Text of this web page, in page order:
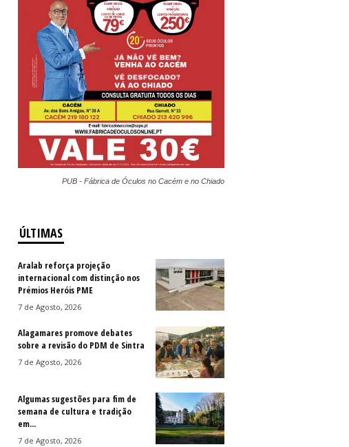
PUB - Fábrica de Óculos no Cacém e no Chiado
ÚLTIMAS
Aralab reforça projeção
internacional com distinção nos
Prémios Heróis PME
7 de Agosto, 2026
Alagamares promove debates
sobre a revisão do PDM de Sintra
7 de Agosto, 2026
Algumas sugestões para fim de
semana de cultura e tradição
em...
7 de Agosto, 2026